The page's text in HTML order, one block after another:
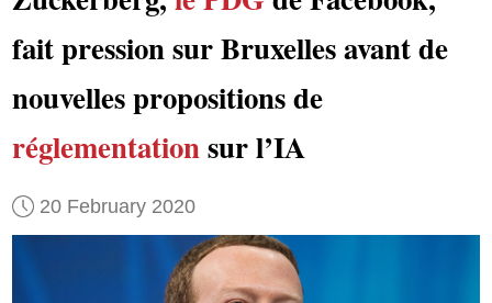
fait pression sur Bruxelles avant de
nouvelles propositions de
réglementationsur l’IA
20 February 2020